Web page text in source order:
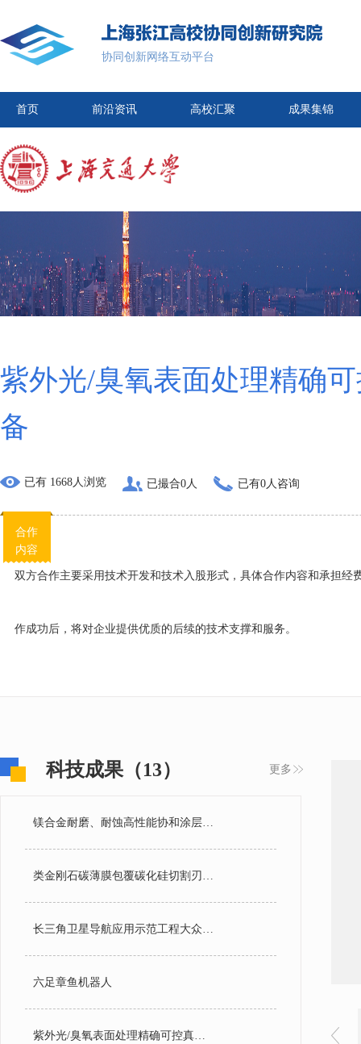
协同创新网络互动平台
首页 前沿资讯 高校汇聚 成果集锦
紫外光/臭氧表面处理精确
备
已有 1668人浏览 已撮合0人 已有0人咨询
合作
内容
双方合作主要采用技术开发和技术入股形式，具体合作内容和承担经
作成功后，将对企业提供优质的后续的技术支撑和服务。
科技成果（13） 更多
镁合金耐磨、耐蚀高性能协和涂层技术
类金刚石碳薄膜包覆碳化硅切割刃料制备技术
长三角卫星导航应用示范工程大众位置服务示范应用
六足章鱼机器人
紫外光/臭氧表面处理精确可控真空型设备